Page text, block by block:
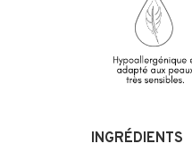
INGRÉDIENTS